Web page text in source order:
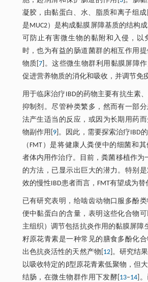
凝胶，由黏蛋白、水、脂质和离子组成[
是MUC2）是构成黏膜屏障基质的结构成
可防止有害微生物的黏附和入侵，以
时，也为有益的肠道菌群的相互作用
物质[7 ]。这些微生物群利用黏膜屏障
促进营养物质的消化和吸收，并调节免
用于临床治疗IBD的药物主要有抗生素
抑制剂。尽管种类繁多，然而有一部
法产生适当的反应，或因为长期用药
物副作用[ 9 ]。因此，需要探索治疗IBD
（FMT）是将健康人粪便中的细菌和
者体内用作治疗。目前，粪菌移植作为
的方法，已显示出巨大的潜力。特别
效的慢性IBD患者而言，FMT有望成为替
已有研究表明，给啮齿动物口服多酚
便中黏蛋白的含量，表明这些化合物
主组织）调节包括抗炎作用的黏膜屏障
籽原花青素是一种常见的膳食多酚化
出色抗炎活性的天然产物[ 12]。研究结
以吸收特定的β型原花青素低聚物，但
结肠，在微生物群作用下发酵[ 13‒14 ]